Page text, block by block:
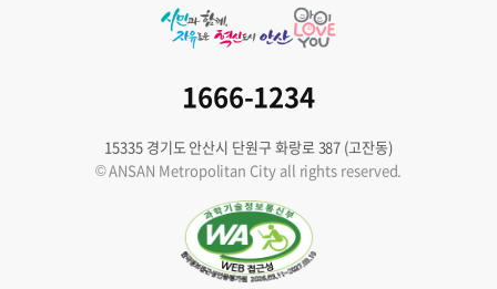
1666-1234
15335 경기도 안산시 단원구 화랑로 387 (고잔동)
© ANSAN Metropolitan City all rights reserved.